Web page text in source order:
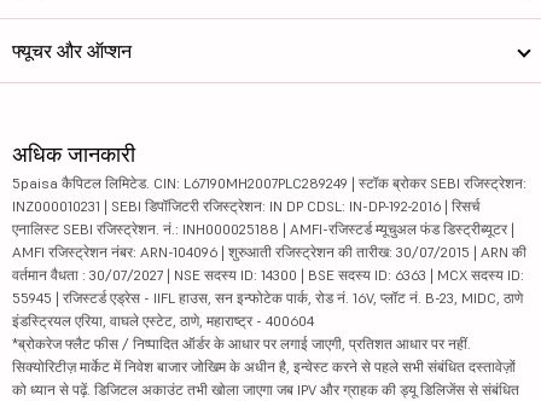
फ्यूचर और ऑप्शन
अधिक जानकारी
5paisa कैपिटल लिमिटेड. CIN: L67190MH2007PLC289249 | स्टॉक ब्रोकर SEBI रजिस्ट्रेशन:
INZ000010231 | SEBI डिपॉजिटरी रजिस्ट्रेशन: IN DP CDSL: IN-DP-192-2016 | रिसर्च
एनालिस्ट SEBI रजिस्ट्रेशन. नं.: INH000025188 | AMFI-रजिस्टर्ड म्यूचुअल फंड डिस्ट्रीब्यूटर |
AMFI रजिस्ट्रेशन नंबर: ARN-104096 | शुरुआती रजिस्ट्रेशन की तारीख: 30/07/2015 | ARN की
वर्तमान वैधता : 30/07/2027 | NSE सदस्य ID: 14300 | BSE सदस्य ID: 6363 | MCX सदस्य ID:
55945 | रजिस्टर्ड एड्रेस - IIFL हाउस, सन इन्फोटेक पार्क, रोड नं. 16V, प्लॉट नं. B-23, MIDC, ठाणे
इंडस्ट्रियल एरिया, वाघले एस्टेट, ठाणे, महाराष्ट्र - 400604
*ब्रोकरेज फ्लैट फीस / निष्पादित ऑर्डर के आधार पर लगाई जाएगी, प्रतिशत आधार पर नहीं.
सिक्योरिटीज़ मार्केट में निवेश बाजार जोखिम के अधीन है, इन्वेस्ट करने से पहले सभी संबंधित दस्तावेज़ों
को ध्यान से पढ़ें. डिजिटल अकाउंट तभी खोला जाएगा जब IPV और ग्राहक की ड्यू डिलिजेंस से संबंधित